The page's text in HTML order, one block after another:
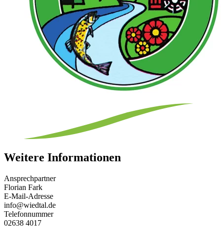
Weitere Informationen
Ansprechpartner
Florian Fark
E-Mail-Adresse
info@wiedtal.de
Telefonnummer
02638 4017